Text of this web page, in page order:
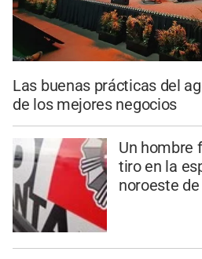
Las buenas prácticas del
de los mejores negocios
Un hombre
tiro en la
noroeste